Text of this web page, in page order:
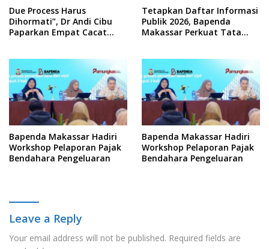
Due Process Harus
Dihormati”, Dr Andi Cibu
Paparkan Empat Cacat
Tetapkan Daftar Informasi
Publik 2026, Bapenda
Makassar Perkuat Tata
Bapenda Makassar Hadiri
Workshop Pelaporan Pajak
Bendahara Pengeluaran
Bapenda Makassar Hadiri
Workshop Pelaporan Pajak
Bendahara Pengeluaran
Leave a Reply
Your email address will not be published. Required fields are